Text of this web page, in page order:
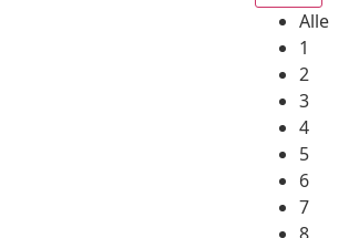
Alle
1
2
3
4
5
6
7